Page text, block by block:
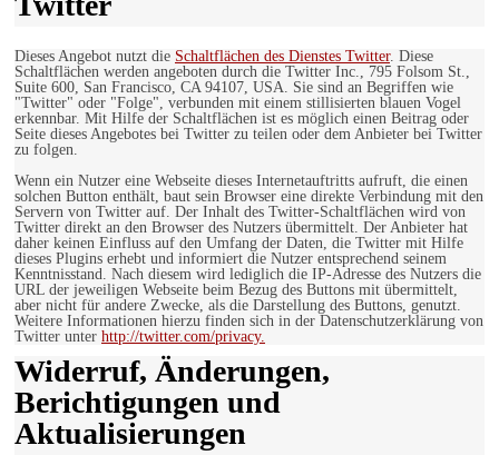
Dieses Angebot nutzt die Schaltflächen des Dienstes Twitter. Diese
Schaltflächen werden angeboten durch die Twitter Inc., 795 Folsom St.,
Suite 600, San Francisco, CA 94107, USA. Sie sind an Begriffen wie
"Twitter" oder "Folge", verbunden mit einem stillisierten blauen Vogel
erkennbar. Mit Hilfe der Schaltflächen ist es möglich einen Beitrag oder
Seite dieses Angebotes bei Twitter zu teilen oder dem Anbieter bei Twitter
zu folgen.
Wenn ein Nutzer eine Webseite dieses Internetauftritts aufruft, die einen
solchen Button enthält, baut sein Browser eine direkte Verbindung mit den
Servern von Twitter auf. Der Inhalt des Twitter-Schaltflächen wird von
Twitter direkt an den Browser des Nutzers übermittelt. Der Anbieter hat
daher keinen Einfluss auf den Umfang der Daten, die Twitter mit Hilfe
dieses Plugins erhebt und informiert die Nutzer entsprechend seinem
Kenntnisstand. Nach diesem wird lediglich die IP-Adresse des Nutzers die
URL der jeweiligen Webseite beim Bezug des Buttons mit übermittelt,
aber nicht für andere Zwecke, als die Darstellung des Buttons, genutzt.
Weitere Informationen hierzu finden sich in der Datenschutzerklärung von
Twitter unter http://twitter.com/privacy.
Widerruf, Änderungen,
Berichtigungen und
Aktualisierungen